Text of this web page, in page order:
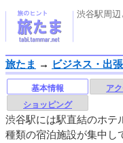
渋谷駅周
旅たま → ビジネス・出張
基本情報 ア
ショッピング
渋谷駅には駅直結のホテ
種類の宿泊施設が集中し